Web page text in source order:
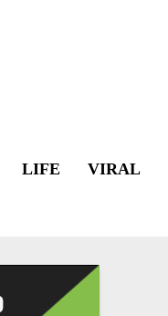
LIFE VIRAL